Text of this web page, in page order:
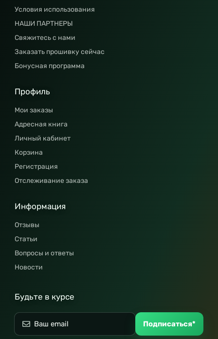
Условия использования
НАШИ ПАРТНЕРЫ
Свяжитесь с нами
Заказать прошивку сейчас
Бонусная программа
Профиль
Мои заказы
Адресная книга
Личный кабинет
Корзина
Регистрация
Отслеживание заказа
Информация
Отзывы
Статьи
Вопросы и ответы
Новости
Будьте в курсе
Подписаться*